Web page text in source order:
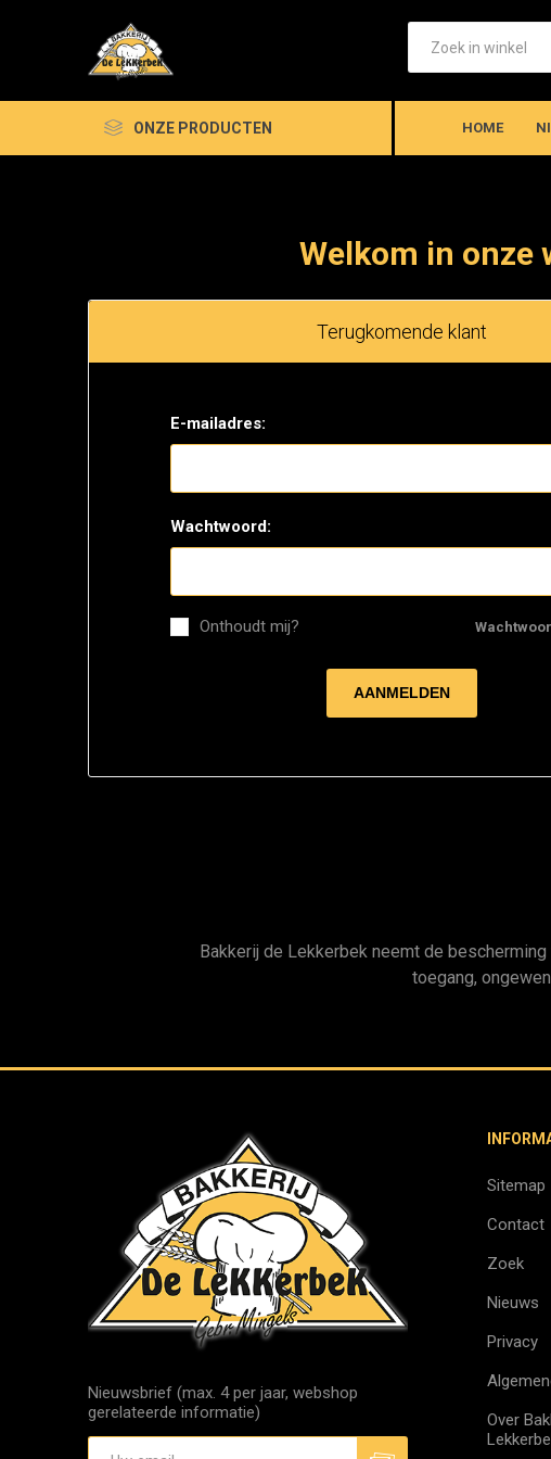
ONZE PRODUCTEN HOME
Welkom in onze
Terugkomende klant
E-mailadres:
Wachtwoord:
Onthoudt mij?
Bakkerij de Lekkerbek neemt de
toegang,
Nieuwsbrief (max. 4 per jaar, webshop
gerelateerde informatie)
Sitemap
Contact
Zoek
Nieuws
Privacy
Over